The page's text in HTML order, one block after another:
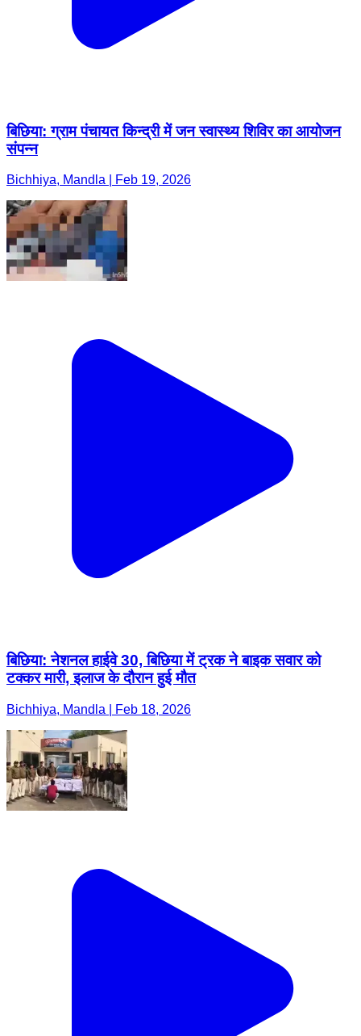
बिछिया: ग्राम पंचायत किन्द्री में जन स्वास्थ्य शिविर का आयोजन
संपन्न
Bichhiya, Mandla | Feb 19, 2026
बिछिया: नेशनल हाईवे 30, बिछिया में ट्रक ने बाइक सवार को
टक्कर मारी, इलाज के दौरान हुई मौत
Bichhiya, Mandla | Feb 18, 2026